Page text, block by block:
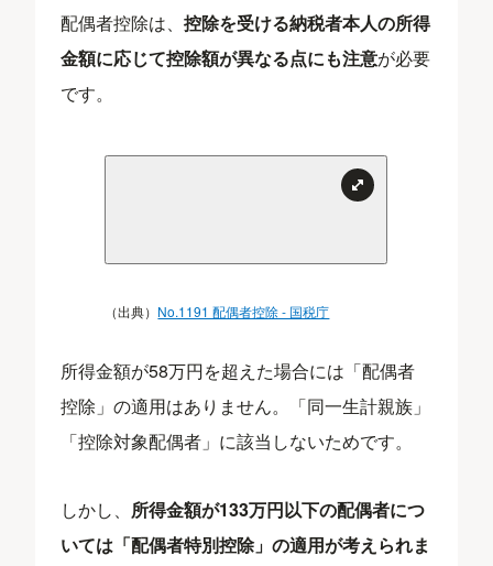
配偶者控除は、控除を受ける納税者本人の所得
金額に応じて控除額が異なる点にも注意が必要
です。
（出典） No.1191 配偶者控除 - 国税庁
所得金額が58万円を超えた場合には「配偶者
控除」の適用はありません。「同一生計親族」
「控除対象配偶者」に該当しないためです。
しかし、 所得金額が133万円以下の配偶者につ
いては「配偶者特別控除」の適用が考えられま